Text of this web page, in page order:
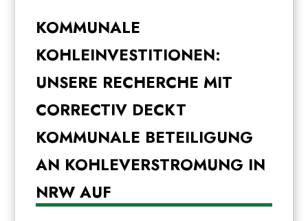
KOMMUNALE
KOHLEINVESTITIONEN:
UNSERE RECHERCHE MIT
CORRECTIV DECKT
KOMMUNALE BETEILIGUNG
AN KOHLEVERSTROMUNG IN
NRW AUF